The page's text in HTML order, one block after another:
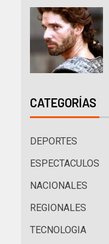
CATEGORÍAS
DEPORTES
ESPECTACULOS
NACIONALES
REGIONALES
TECNOLOGIA